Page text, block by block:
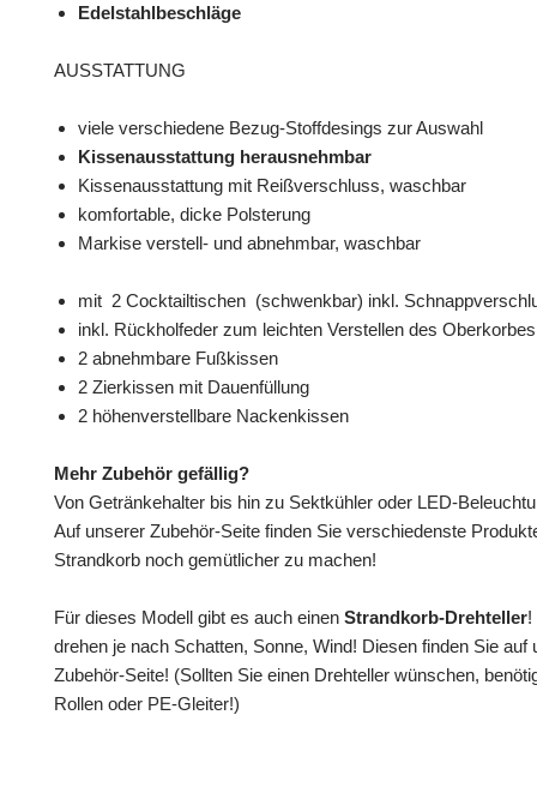
Edelstahlbeschläge
AUSSTATTUNG
viele verschiedene Bezug-Stoffdesings zur Auswahl
Kissenausstattung herausnehmbar
Kissenausstattung mit Reißverschluss, waschbar
komfortable, dicke Polsterung
Markise verstell- und abnehmbar, waschbar
mit 2 Cocktailtischen (schwenkbar) inkl.
inkl. Rückholfeder zum leichten Verstellen des Oberkorbes
2 abnehmbare Fußkissen
2 Zierkissen mit Dauenfüllung
2 höhenverstellbare Nackenkissen
Mehr Zubehör gefällig?
Von Getränkehalter bis hin zu Sektkühler oder LED-
Auf unserer Zubehör-Seite finden Sie verschiedenste
Strandkorb noch gemütlicher zu machen!
Für dieses Modell gibt es auch einen Strandkorb-Drehteller!
drehen je nach Schatten, Sonne, Wind! Diesen finden Sie auf
Zubehör-Seite! (Sollten Sie einen Drehteller wünschen,
Rollen oder PE-Gleiter!)